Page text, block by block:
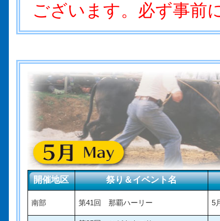
ございます。必ず事前
開催地区 祭り＆イベント名
南部 第41回 那覇ハーリー 5